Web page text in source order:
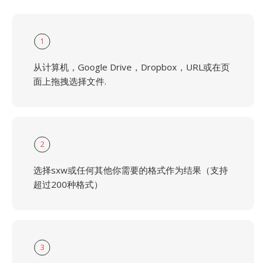
1
从计算机，Google Drive，Dropbox，URL或在页
面上拖拽选择文件.
2
选择sxw或任何其他你需要的格式作为结果（支持
超过200种格式）
3